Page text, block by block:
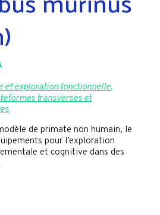
et exploration fonctionnelle,
transverses et
de primate non humain, le
pour l’exploration
et cognitive dans des